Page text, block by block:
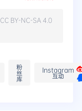
CC BY-NC-SA 4.0
粉
丝
库
Instagram
互动